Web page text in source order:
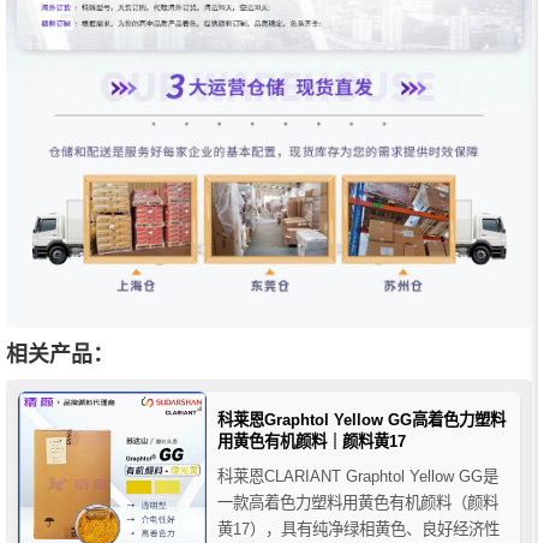
相关产品：
科莱恩Graphtol Yellow GG高着色力塑料
用黄色有机颜料｜颜料黄17
科莱恩CLARIANT Graphtol Yellow GG是
一款高着色力塑料用黄色有机颜料（颜料
黄17），具有纯净绿相黄色、良好经济性